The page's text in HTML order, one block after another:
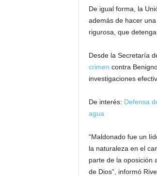
De igual forma, la
además de hacer una
rigurosa, que
Desde la Secretaría
crimen contra
investigaciones
De interés: Defensa
agua
“Maldonado fue un
la naturaleza en el
parte de la oposición
de Dios”, informó